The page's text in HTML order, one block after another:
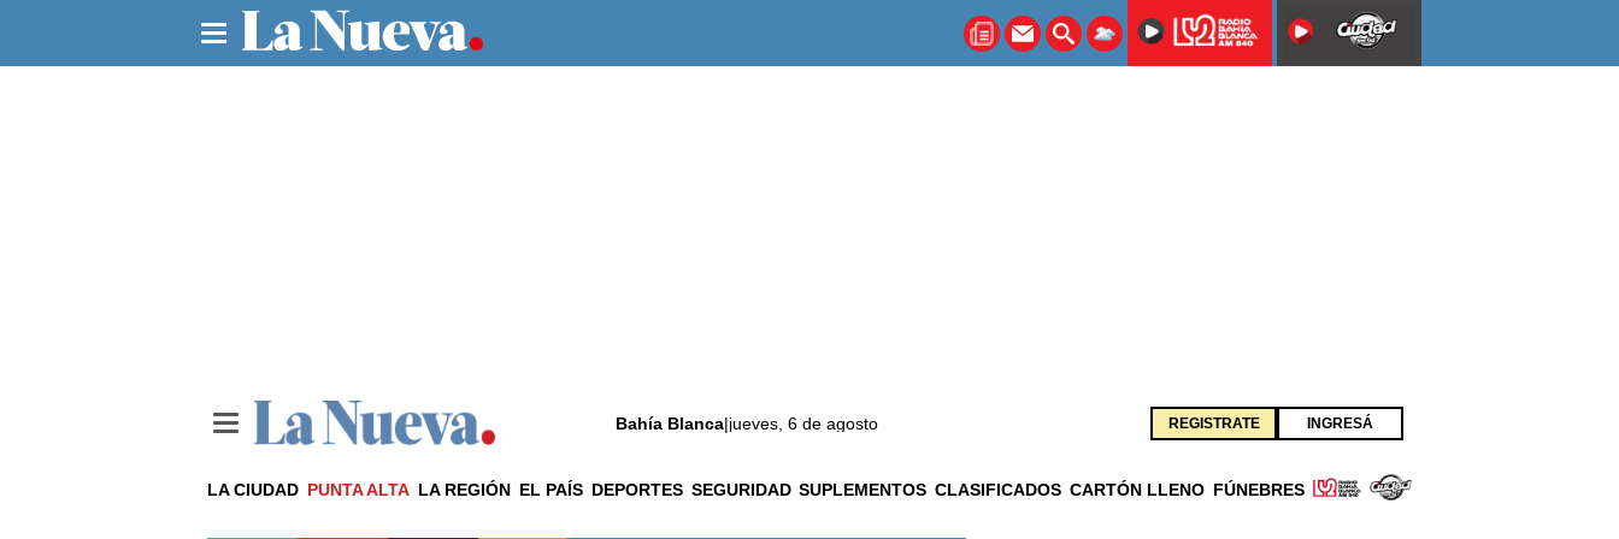
Bahía Blanca|jueves, 6 de agosto REGISTRATE INGRESÁ
LA CIUDAD PUNTA ALTA LA REGIÓN EL PAÍS DEPORTES SEGURIDAD SUPLEMENTOS CLASIFICADOS CARTÓN LLENO FÚNEBRES